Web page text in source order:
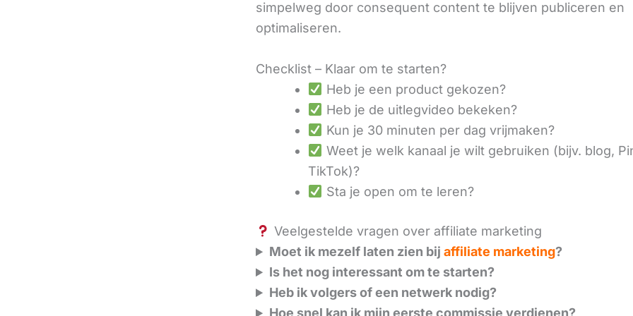
simpelweg door consequent content te blijven publiceren en
optimaliseren.
Checklist – Klaar om te starten?
Heb je een product gekozen?
Heb je de uitlegvideo bekeken?
Kun je 30 minuten per dag vrijmaken?
Weet je welk kanaal je wilt gebruiken (bijv. blog,
TikTok)?
Sta je open om te leren?
Veelgestelde vragen over affiliate marketing
Moet ik mezelf laten zien bijaffiliate marketing?
Is het nog interessant om te starten?
Heb ik volgers of een netwerk nodig?
Hoe snel kan ik mijn eerste commissie verdienen?